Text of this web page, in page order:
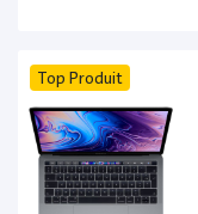
Top Produit